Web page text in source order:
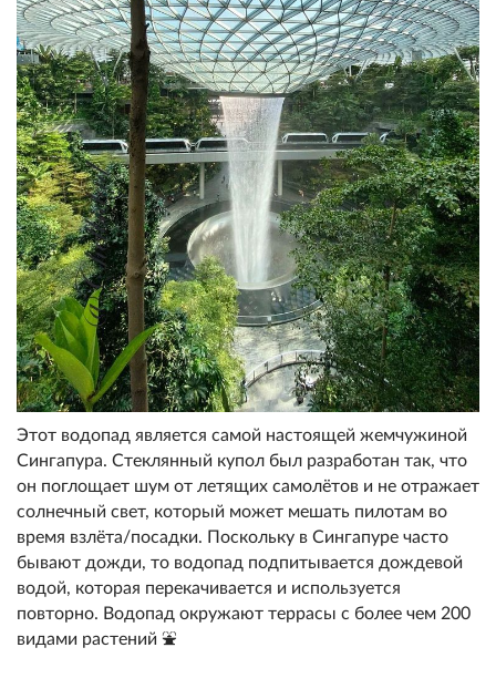
Этот водопад является самой настоящей жемчужиной
Сингапура. Стеклянный купол был разработан так, что
он поглощает шум от летящих самолётов и не отражает
солнечный свет, который может мешать пилотам во
время взлёта/посадки. Поскольку в Сингапуре часто
бывают дожди, то водопад подпитывается дождевой
водой, которая перекачивается и используется
повторно. Водопад окружают террасы с более чем 200
видами растений ⛲